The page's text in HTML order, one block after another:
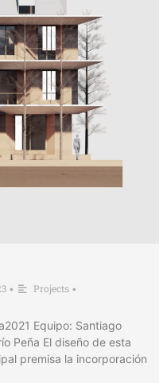
• Projects •
Equipo: Santiago
Peña El diseño de esta
premisa la incorporación